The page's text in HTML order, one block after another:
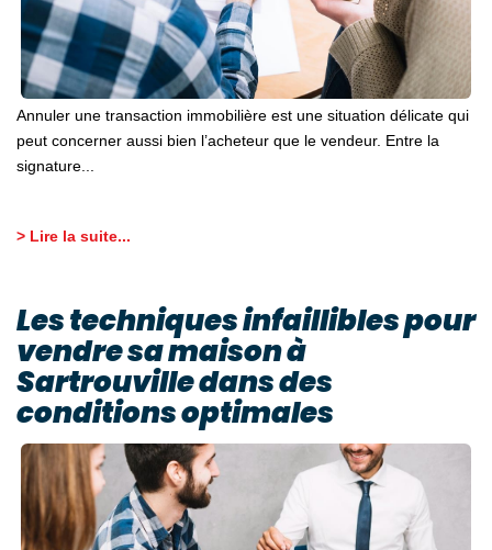
Annuler une transaction immobilière est une situation délicate qui
peut concerner aussi bien l’acheteur que le vendeur. Entre la
signature...
> Lire la suite...
Les techniques infaillibles pour
vendre sa maison à
Sartrouville dans des
conditions optimales